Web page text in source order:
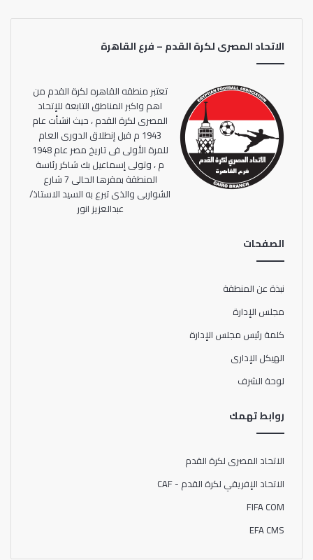
الاتحاد المصرى لكرة القدم – فرع القاهرة
تعتبر منطقه القاهره لكرة القدم من
اهم واكبر المناطق التابعة للإتحاد
المصرى لكرة القدم ، حيث انشأت عام
1943 م قبل إنطلاق الدورى العام
للمرة الأولى فى تاريخ مصر عام 1948
م ، وتولى إسماعيل بك شاكر رئاسة
المنطقة بمقرها الحالى 7 شارع
الشواربى والذى تبرع به السيد الاستاذ/
عبدالعزيز انور
الصفحات
نبذة عن المنطقة
مجلس الإدارة
كلمة رئيس مجلس الإدارة
الهيكل الإدارى
لوحة الشرف
روابط تهمك
الاتحاد المصرى لكرة القدم
الاتحاد الإفريقي لكرة القدم - CAF
FIFA COM
EFA CMS